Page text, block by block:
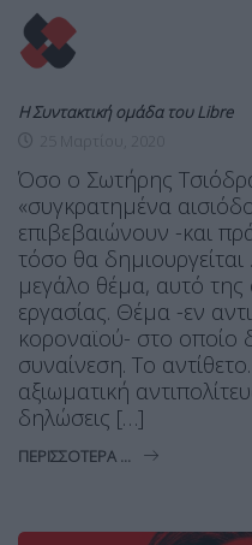
Η Συντακτική ομάδα του Libre
Όσο ο Σωτήρης
«συγκρατημένα
επιβεβαιώνουν -και
τόσο θα
μεγάλο θέμα, αυτό της
εργασίας. Θέμα -εν
κοροναϊού- στο οποίο
συναίνεση. Το
αξιωματική
δηλώσεις […]
ΠΕΡΙΣΣΌΤΕΡΑ ...